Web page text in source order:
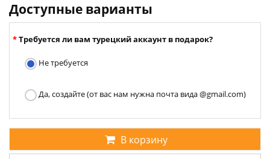
Доступные варианты
Требуется ли вам турецкий аккаунт в подарок?
Не требуется
Да, создайте (от вас нам нужна почта вида @gmail.com)
В корзину